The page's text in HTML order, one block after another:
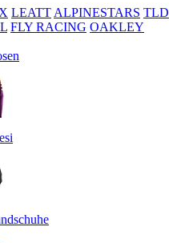
LEATT ALPINESTARS TLD
FLY RACING OAKLEY